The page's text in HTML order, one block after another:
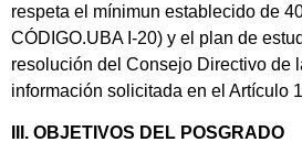
respeta el mínimun establecido de
CÓDIGO.UBA I-20) y el plan de
resolución del Consejo Directivo de
información solicitada en el Artículo
III. OBJETIVOS DEL POSGRADO